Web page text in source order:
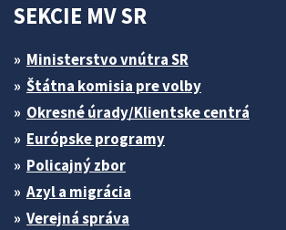
SEKCIE MV SR
Ministerstvo vnútra SR
Štátna komisia pre volby
Okresné úrady/Klientske centrá
Európske programy
Policajný zbor
Azyl a migrácia
Verejná správa